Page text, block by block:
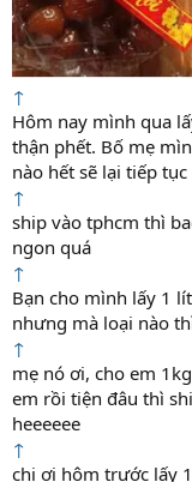
↑
Hôm nay mình qua
thận phết. Bố mẹ
nào hết sẽ lại tiếp
↑
ship vào tphcm thì
ngon quá
↑
Bạn cho mình lấy 1
nhưng mà loại nào
↑
mẹ nó ơi, cho em
em rồi tiện đâu thì
heeeeee
↑
chị ơi hôm trước lấy